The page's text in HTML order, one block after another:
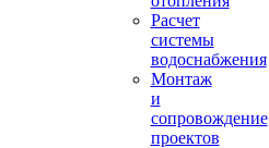
Расчет
системы
водоснабжения
Монтаж
и
сопровождение
проектов